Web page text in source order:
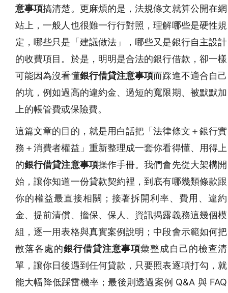
意事項搞清楚。更麻煩的是，法規條文就算公開在網
站上，一般人也很難一行行對照，理解哪些是硬性規
定，哪些只是「建議做法」，哪些又是銀行自主設計
的收費項目。於是，明明是合法的銀行借款，卻一樣
可能因為沒看懂銀行借貸注意事項而踩進不適合自己
的坑，例如過高的違約金、過短的寬限期、被默默加
上的帳管費或保險費。
這篇文章的目的，就是用白話把「法律條文＋銀行實
務＋消費者權益」重新整理成一套你看得懂、用得上
的銀行借貸注意事項操作手冊。我們會先從大架構開
始，讓你知道一份貸款契約裡，到底有哪幾類條款跟
你的權益最直接相關；接著拆開利率、費用、違約
金、提前清償、擔保、保人、資訊揭露義務這幾個模
組，逐一用表格與真實案例說明；中段會示範如何把
散落各處的銀行借貸注意事項彙整成自己的檢查清
單，讓你日後遇到任何貸款，只要照表逐項打勾，就
能大幅降低踩雷機率；最後則透過案例 Q&A 與 FAQ